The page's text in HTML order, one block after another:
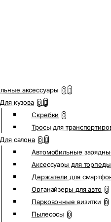
аксессуары 0
Для кузова 0
Скребки 0
Тросы для
Для салона 0
Автомобильные
Аксессуары для
Держатели для
Органайзеры для авто 0
Парковочные визитки 0
Пылесосы 0